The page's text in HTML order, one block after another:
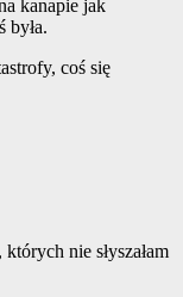
kanapie jak
była.
coś się
nie słyszałam